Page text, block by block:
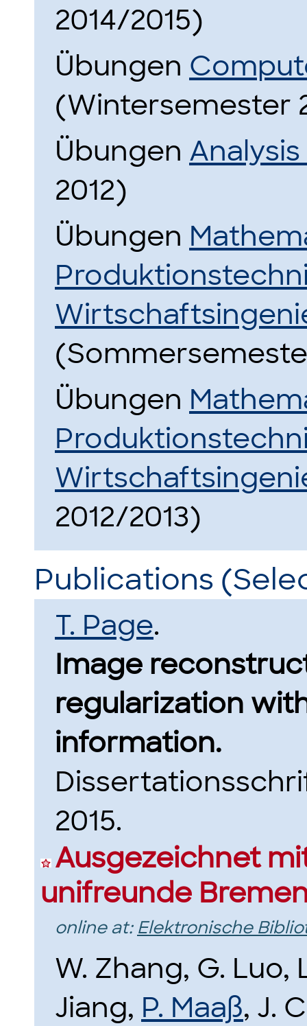
2014/2015)
Übungen
(Wintersemester
Übungen Analysis
2012)
Übungen
Übungen
2012/2013)
Publications
T. Page.
Image
regularization
information.
2015.
Ausgezeichnet
unifreunde
online at: Elektronische
W. Zhang, G. Luo,
Jiang, P. Maaß, J.